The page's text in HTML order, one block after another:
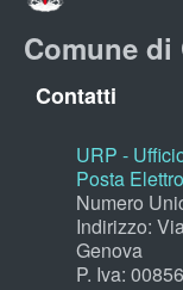
Comune di
Contatti
URP -
Posta
Numero
Indirizzo:
Genova
P. Iva: